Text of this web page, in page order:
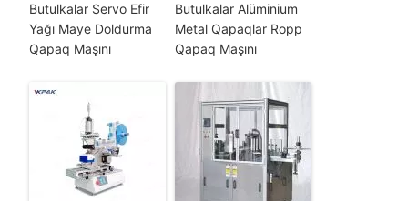
Butulkalar Servo Efir
Yağı Maye Doldurma
Qapaq Maşını
Butulkalar Alüminium
Metal Qapaqlar Ropp
Qapaq Maşını